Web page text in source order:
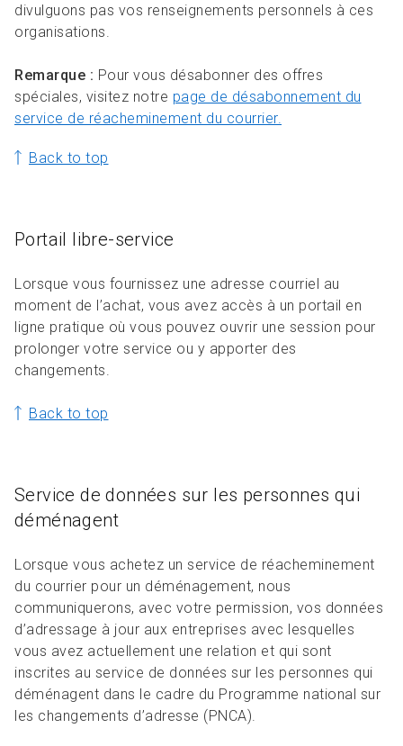
divulguons pas vos renseignements personnels à ces
organisations.
Remarque : Pour vous désabonner des offres
spéciales, visitez notre page de désabonnement du
service de réacheminement du courrier.
Back to top
Portail libre-service
Lorsque vous fournissez une adresse courriel au
moment de l’achat, vous avez accès à un portail en
ligne pratique où vous pouvez ouvrir une session pour
prolonger votre service ou y apporter des
changements.
Back to top
Service de données sur les personnes qui
déménagent
Lorsque vous achetez un service de réacheminement
du courrier pour un déménagement, nous
communiquerons, avec votre permission, vos données
d’adressage à jour aux entreprises avec lesquelles
vous avez actuellement une relation et qui sont
inscrites au service de données sur les personnes qui
déménagent dans le cadre du Programme national sur
les changements d’adresse (PNCA).